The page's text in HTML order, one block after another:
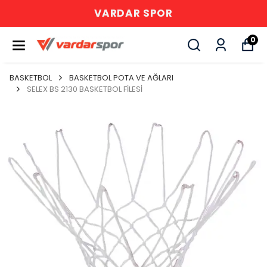
VARDAR SPOR
0
BASKETBOL
BASKETBOL POTA VE AĞLARI
SELEX BS 2130 BASKETBOL FİLESİ